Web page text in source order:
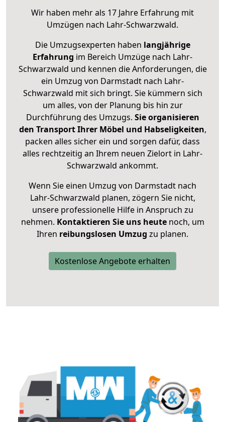
Wir haben mehr als 17 Jahre Erfahrung mit
Umzügen nach Lahr-Schwarzwald.
Die Umzugsexperten haben langjährige
Erfahrung im Bereich Umzüge nach Lahr-
Schwarzwald und kennen die Anforderungen, die
ein Umzug von Darmstadt nach Lahr-
Schwarzwald mit sich bringt. Sie kümmern sich
um alles, von der Planung bis hin zur
Durchführung des Umzugs. Sie organisieren
den Transport Ihrer Möbel und Habseligkeiten,
packen alles sicher ein und sorgen dafür, dass
alles rechtzeitig an Ihrem neuen Zielort in Lahr-
Schwarzwald ankommt.
Wenn Sie einen Umzug von Darmstadt nach
Lahr-Schwarzwald planen, zögern Sie nicht,
unsere professionelle Hilfe in Anspruch zu
nehmen. Kontaktieren Sie uns heutenoch, um
Ihren reibungslosen Umzug zu planen.
Kostenlose Angebote erhalten